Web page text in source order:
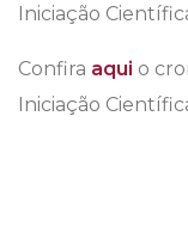
Iniciação
Confira aqui o
Iniciação